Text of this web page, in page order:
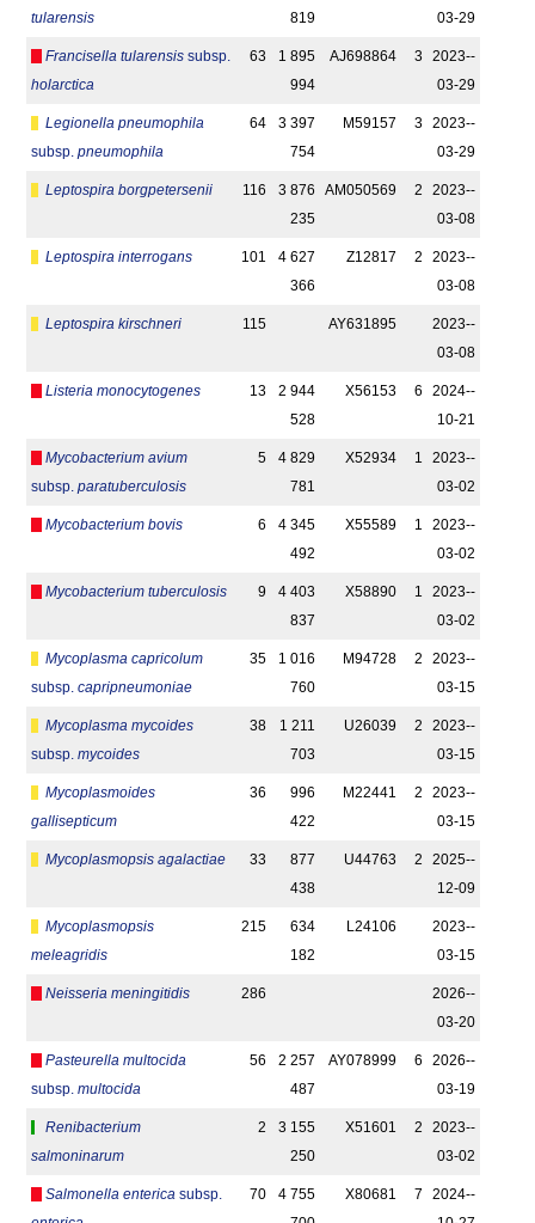
tularensis
819
03-29
Francisella tularensis subsp.
holarctica
63
1 895
994
AJ698864 3
2023-­
03-29
Legionella pneumophila
subsp. pneumophila
64
3 397
754
M59157 3
2023-­
03-29
Leptospira borgpetersenii 116
3 876
235
AM050569 2
2023-­
03-08
Leptospira interrogans 101
4 627
366
Z12817 2
2023-­
03-08
Leptospira kirschneri 115 AY631895
2023-­
03-08
Listeria monocytogenes 13
2 944
528
X56153 6
2024-­
10-21
Mycobacterium avium
subsp. paratuberculosis
5
4 829
781
X52934 1
2023-­
03-02
Mycobacterium bovis 6
4 345
492
X55589 1
2023-­
03-02
Mycobacterium tuberculosis 9
4 403
837
X58890 1
2023-­
03-02
Mycoplasma capricolum
subsp. capripneumoniae
35
1 016
760
M94728 2
2023-­
03-15
Mycoplasma mycoides
subsp. mycoides
38
1 211
703
U26039 2
2023-­
03-15
Mycoplasmoides
gallisepticum
36
996
422
M22441 2
2023-­
03-15
Mycoplasmopsis agalactiae 33
877
438
U44763 2
2025-­
12-09
Mycoplasmopsis
meleagridis
215
634
182
L24106
2023-­
03-15
Neisseria meningitidis 286
2026-­
03-20
Pasteurella multocida
subsp. multocida
56
2 257
487
AY078999 6
2026-­
03-19
Renibacterium
salmoninarum
2
3 155
250
X51601 2
2023-­
03-02
Salmonella enterica subsp.
70
4 755
X80681 7
2024-­